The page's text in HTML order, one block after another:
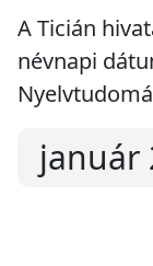
A Ticián
névnapi
január